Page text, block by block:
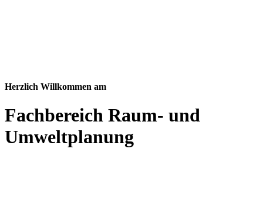
Herzlich Willkommen am
Fachbereich Raum- und
Umweltplanung